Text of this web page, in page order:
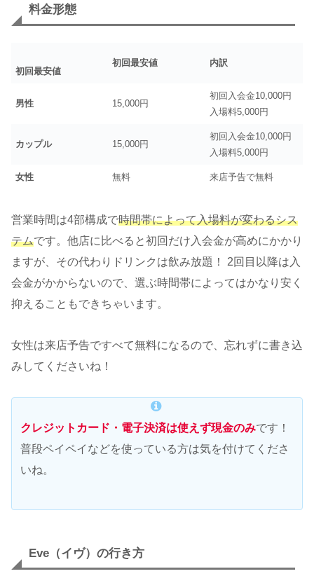
料金形態
初回最安値
初回最安値 内訳
男性 15,000円
初回入会金10,000円
入場料5,000円
カップル 15,000円
初回入会金10,000円
入場料5,000円
女性 無料 来店予告で無料
営業時間は4部構成で時間帯によって入場料が変わるシス
テムです。他店に比べると初回だけ入会金が高めにかかり
ますが、その代わりドリンクは飲み放題！ 2回目以降は入
会金がかからないので、選ぶ時間帯によってはかなり安く
抑えることもできちゃいます。
女性は来店予告ですべて無料になるので、忘れずに書き込
みしてくださいね！
クレジットカード・電子決済は使えず現金のみです！
普段ペイペイなどを使っている方は気を付けてくださ
いね。
Eve（イヴ）の行き方